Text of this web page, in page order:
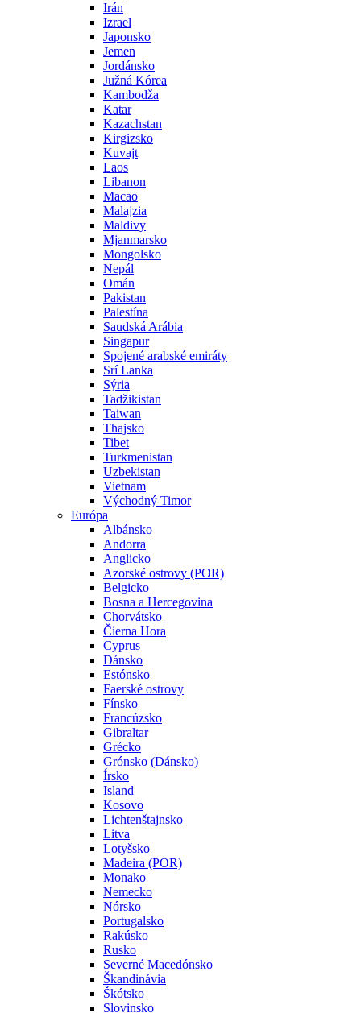
Irán
Izrael
Japonsko
Jemen
Jordánsko
Južná Kórea
Kambodža
Katar
Kazachstan
Kirgizsko
Kuvajt
Laos
Libanon
Macao
Malajzia
Maldivy
Mjanmarsko
Mongolsko
Nepál
Omán
Pakistan
Palestína
Saudská Arábia
Singapur
Spojené arabské emiráty
Srí Lanka
Sýria
Tadžikistan
Taiwan
Thajsko
Tibet
Turkmenistan
Uzbekistan
Vietnam
Východný Timor
Európa
Albánsko
Andorra
Anglicko
Azorské ostrovy (POR)
Belgicko
Bosna a Hercegovina
Chorvátsko
Čierna Hora
Cyprus
Dánsko
Estónsko
Faerské ostrovy
Fínsko
Francúzsko
Gibraltar
Grécko
Grónsko (Dánsko)
Írsko
Island
Kosovo
Lichtenštajnsko
Litva
Lotyšsko
Madeira (POR)
Monako
Nemecko
Nórsko
Portugalsko
Rakúsko
Rusko
Severné Macedónsko
Škandinávia
Škótsko
Slovinsko